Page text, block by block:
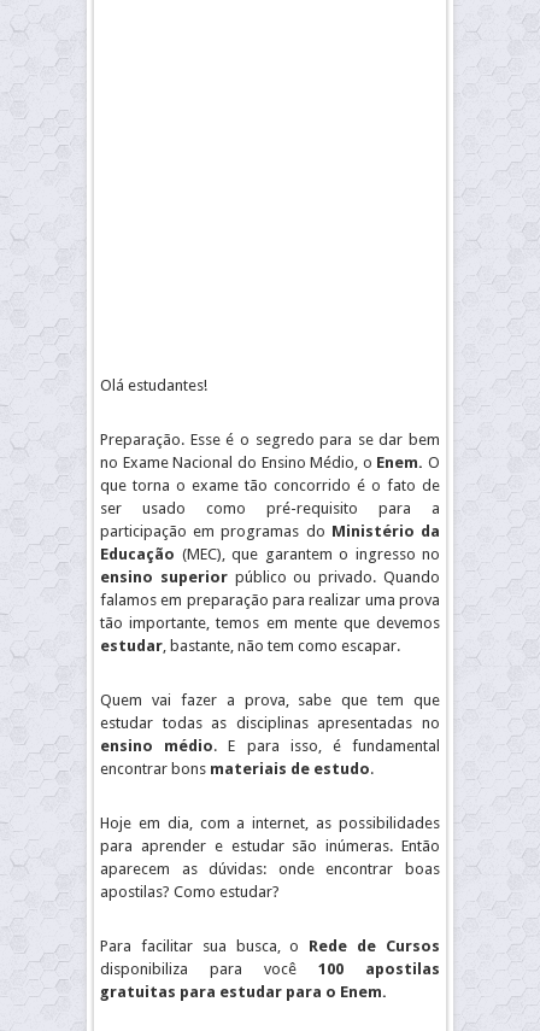
Olá estudantes!
Preparação. Esse é o segredo para se dar bem
no Exame Nacional do Ensino Médio, o Enem. O
que torna o exame tão concorrido é o fato de
ser usado como pré-requisito para a
participação em programas do Ministério da
Educação (MEC), que garantem o ingresso no
ensino superiorpúblico ou privado. Quando
falamos em preparação para realizar uma prova
tão importante, temos em mente que devemos
estudar, bastante, não tem como escapar.
Quem vai fazer a prova, sabe que tem que
estudar todas as disciplinas apresentadas no
ensino médio. E para isso, é fundamental
encontrar bons materiais de estudo.
Hoje em dia, com a internet, as possibilidades
para aprender e estudar são inúmeras. Então
aparecem as dúvidas: onde encontrar boas
apostilas? Como estudar?
Para facilitar sua busca, o Rede de Cursos
disponibiliza para você 100 apostilas
gratuitas para estudar para o Enem.